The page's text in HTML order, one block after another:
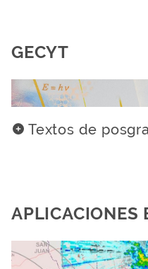
GECYT
Textos de
APLICACIONES